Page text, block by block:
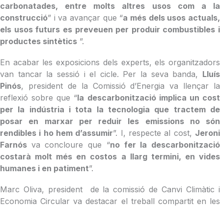
carbonatades, entre molts altres usos com a la
construcció” i va avançar que “a més dels usos actuals,
els usos futurs es preveuen per produir combustibles i
productes sintètics ”.
En acabar les exposicions dels experts, els organitzadors
van tancar la sessió i el cicle. Per la seva banda, Lluís
Pinós, president de la Comissió d’Energia va llençar la
reflexió sobre que “la descarbonització implica un cost
per la indústria i tota la tecnologia que tractem de
posar en marxar per reduir les emissions no són
rendibles i ho hem d’assumir”. I, respecte al cost, Jeroni
Farnós va concloure que “no fer la descarbonització
costarà molt més en costos a llarg termini, en vides
humanes i en patiment”.
Marc Oliva, president de la comissió de Canvi Climàtic i
Economia Circular va destacar el treball compartit en les